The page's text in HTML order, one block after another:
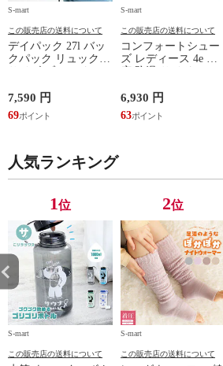
S-mart
この販売店の送料について
デイパック 27l バッ
クパック リュック
鞄 機内持ち込み 夏
スラッシャー
THRASHER r1929
7,590 円
69
S-mart
この販売店の送料について
コンフォートシュー
ズ レディース 4e 幅
シューズ 黒 トパー
ズ モア 靴 カジュア
ルシューズ 外反母趾
TOPAZ 1410
6,930 円
63
人気ランキング
1位
S-mart
この販売店の送料について
2位
S-mart
この販売店の送料について